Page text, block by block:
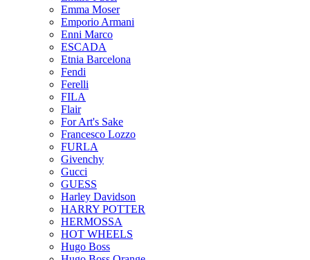
Emma Moser
Emporio Armani
Enni Marco
ESCADA
Etnia Barcelona
Fendi
Ferelli
FILA
Flair
For Art's Sake
Francesco Lozzo
FURLA
Givenchy
Gucci
GUESS
Harley Davidson
HARRY POTTER
HERMOSSA
HOT WHEELS
Hugo Boss